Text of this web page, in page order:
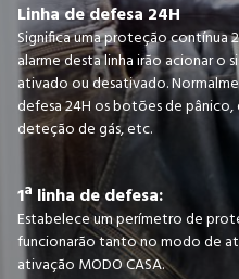
Linha de defesa 24H
Significa uma proteção contínua
alarme desta linha irão acionar o
ativado ou desativado.
defesa 24H os botões de
deteção de gás, etc.
1ª linha de defesa:
Estabelece um perímetro de
funcionarão tanto no modo de
ativação MODO CASA.